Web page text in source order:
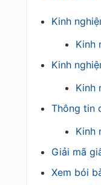
Kinh
Kinh
Kinh
Kinh
Thông tin
Kinh
Giải mã
Xem bói